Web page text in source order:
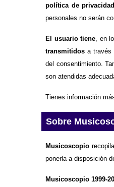
política de privacidad
personales no serán
El usuario tiene , en
transmitidos a través
del consentimiento.
son atendidas
Tienes información
Sobre
Musicoscopio
ponerla a disposición
Musicoscopio 1999-